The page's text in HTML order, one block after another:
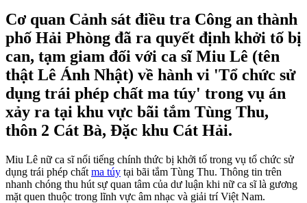
Cơ quan Cảnh sát điều tra Công an thành
phố Hải Phòng đã ra quyết định khởi tố bị
can, tạm giam đối với ca sĩ Miu Lê (tên
thật Lê Ánh Nhật) về hành vi 'Tổ chức sử
dụng trái phép chất ma túy' trong vụ án
xảy ra tại khu vực bãi tắm Tùng Thu,
thôn 2 Cát Bà, Đặc khu Cát Hải.
Miu Lê nữ ca sĩ nổi tiếng chính thức bị khởi tố trong vụ tổ chức sử
dụng trái phép chất ma túy tại bãi tắm Tùng Thu. Thông tin trên
nhanh chóng thu hút sự quan tâm của dư luận khi nữ ca sĩ là gương
mặt quen thuộc trong lĩnh vực âm nhạc và giải trí Việt Nam.